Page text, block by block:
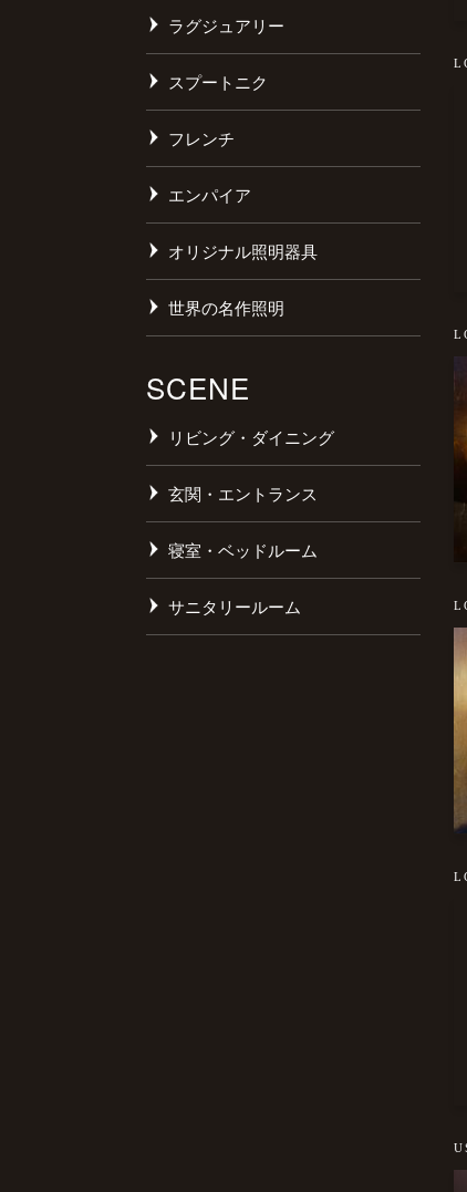
ラグジュアリー
スプートニク
フレンチ
エンパイア
オリジナル照明器具
世界の名作照明
SCENE
リビング・ダイニング
玄関・エントランス
寝室・ベッドルーム
サニタリールーム